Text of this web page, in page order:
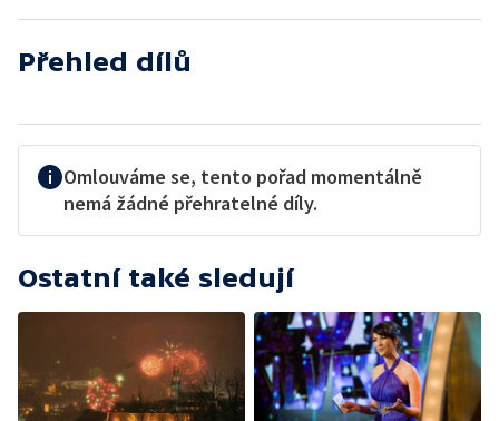
Přehled dílů
Omlouváme se, tento pořad momentálně
nemá žádné přehratelné díly.
Ostatní také sledují